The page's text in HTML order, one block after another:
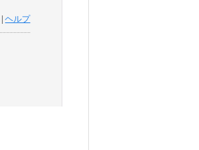
|ヘルプ